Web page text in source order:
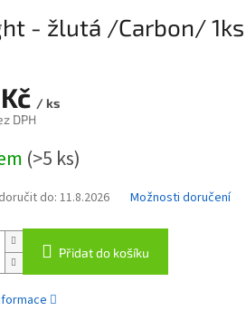
- žlutá /Carbon/ 1ks
/ ks
DPH
(>5 ks)
do: 11.8.2026 Možnosti doručení
Přidat do košíku